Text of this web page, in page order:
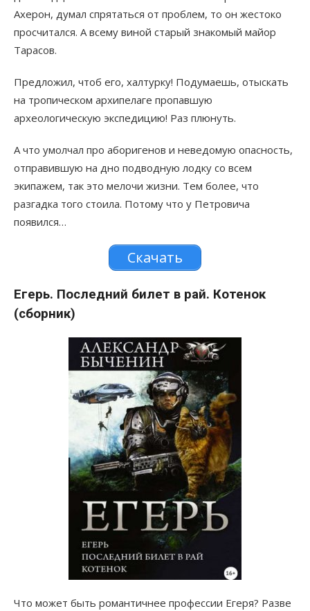
Ахерон, думал спрятаться от проблем, то он жестоко
просчитался. А всему виной старый знакомый майор
Тарасов.
Предложил, чтоб его, халтурку! Подумаешь, отыскать
на тропическом архипелаге пропавшую
археологическую экспедицию! Раз плюнуть.
А что умолчал про аборигенов и неведомую опасность,
отправившую на дно подводную лодку со всем
экипажем, так это мелочи жизни. Тем более, что
разгадка того стоила. Потому что у Петровича
появился…
Скачать
Егерь. Последний билет в рай. Котенок
(сборник)
Что может быть романтичнее профессии Егеря? Разве